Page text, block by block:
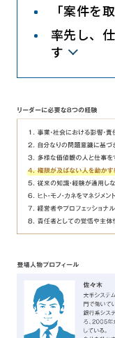
「案件を
率先し、
す